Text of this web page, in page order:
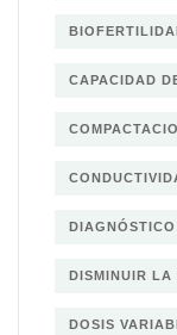
CAPACIDAD
DISMINUIR LA
DOSIS